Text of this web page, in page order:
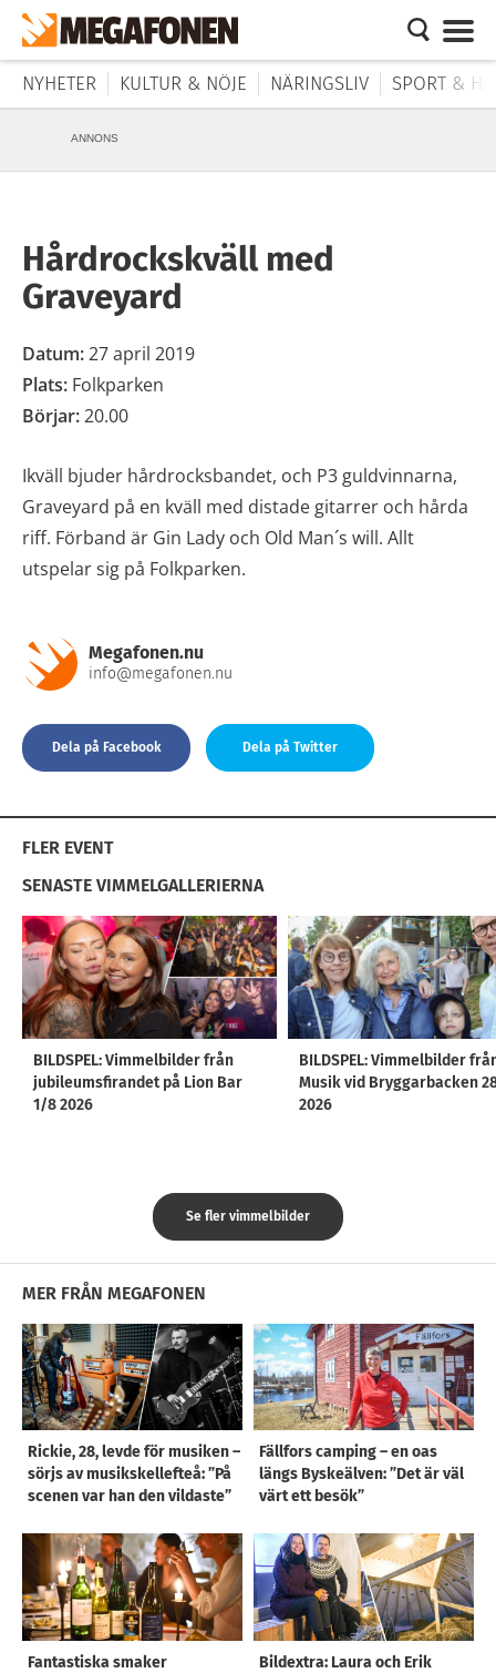
NYHETER KULTUR & NÖJE NÄRINGSLIV SPORT &
ANNONS
Hårdrockskväll med
Graveyard
Datum:27 april 2019
Plats: Folkparken
Börjar:20.00
Ikväll bjuder hårdrocksbandet, och P3 guldvinnarna,
Graveyard på en kväll med distade gitarrer och hårda
riff. Förband är Gin Lady och Old Man´s will. Allt
utspelar sig på Folkparken.
Megafonen.nu
info@megafonen.nu
Dela på Facebook Dela på Twitter
FLER EVENT
SENASTE VIMMELGALLERIERNA
BILDSPEL: Vimmelbilder från
jubileumsfirandet på Lion Bar
1/8 2026
BILDSPEL: Vimmelbilder
Musik vid Bryggarbacken
2026
Se fler vimmelbilder
MER FRÅN MEGAFONEN
Rickie, 28, levde för musiken –
sörjs av musikskellefteå: ”På
scenen var han den vildaste”
Fällfors camping – en oas
längs Byskeälven: ”Det är väl
värt ett besök”
Fantastiska smaker
Bildextra: Laura och Erik